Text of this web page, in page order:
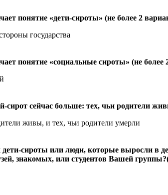
понятие «дети-сироты» (не более 2
государства
понятие «социальные сироты» (не более
сейчас больше: тех, чьи родители
живы, и тех, чьи родители умерли
сироты или люди, которые выросли в
знакомых, или студентов Вашей